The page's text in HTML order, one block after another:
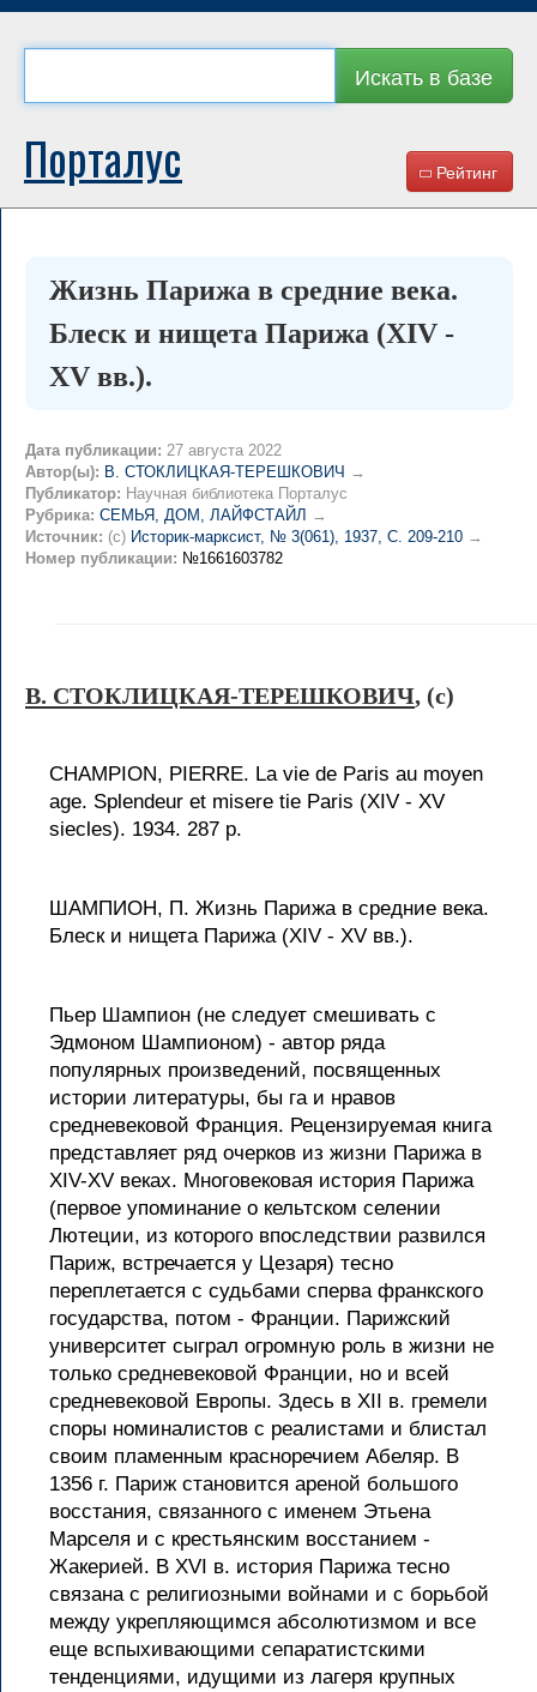
Искать в базе
Рейтинг
Порталус
Жизнь Парижа в средние века.
Блеск и нищета Парижа (XIV -
XV вв.).
Дата публикации: 27 августа 2022
Автор(ы): В. СТОКЛИЦКАЯ-ТЕРЕШКОВИЧ →
Публикатор: Научная библиотека Порталус
Рубрика: СЕМЬЯ, ДОМ, ЛАЙФСТАЙЛ →
Источник: (c) Историк-марксист, № 3(061), 1937, C. 209-210 →
Номер публикации: №1661603782
В. СТОКЛИЦКАЯ-ТЕРЕШКОВИЧ, (c)
CHAMPION, PIERRE. La vie de Paris au moyen
age. Splendeur et misere tie Paris (XIV - XV
siecles). 1934. 287 p.
ШАМПИОН, П. Жизнь Парижа в средние века.
Блеск и нищета Парижа (XIV - XV вв.).
Пьер Шампион (не следует смешивать с
Эдмоном Шампионом) - автор ряда
популярных произведений, посвященных
истории литературы, бы га и нравов
средневековой Франция. Рецензируемая книга
представляет ряд очерков из жизни Парижа в
XIV-XV веках. Многовековая история Парижа
(первое упоминание о кельтском селении
Лютеции, из которого впоследствии развился
Париж, встречается у Цезаря) тесно
переплетается с судьбами сперва франкского
государства, потом - Франции. Парижский
университет сыграл огромную роль в жизни не
только средневековой Франции, но и всей
средневековой Европы. Здесь в XII в. гремели
споры номиналистов с реалистами и блистал
своим пламенным красноречием Абеляр. В
1356 г. Париж становится ареной большого
восстания, связанного с именем Этьена
Марселя и с крестьянским восстанием -
Жакерией. В XVI в. история Парижа тесно
связана с религиозными войнами и с борьбой
между укрепляющимся абсолютизмом и все
еще вспыхивающими сепаратистскими
тенденциями, идущими из лагеря крупных